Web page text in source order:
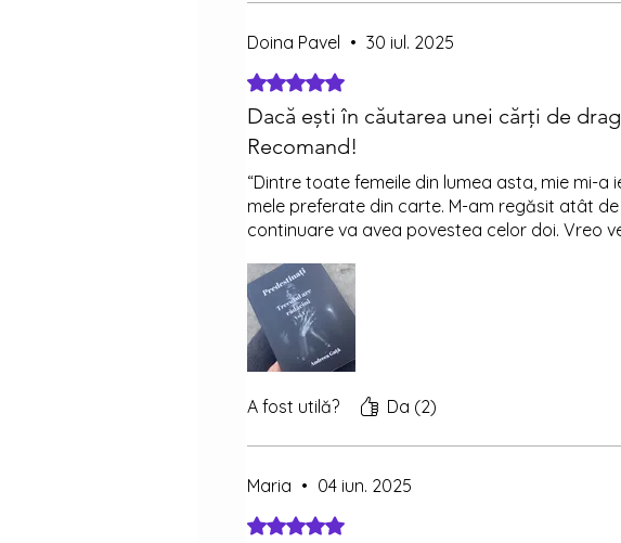
Doina Pavel • 30 iul. 2025
Evaluat(ă) cu 5 din 5 stele.
Dacă ești în căutarea unei cărți de
Recomand!
“Dintre toate femeile din lumea asta, mie mi-
mele preferate din carte. M-am regăsit atât
continuare va avea povestea celor doi. Vreo
A fost utilă? Da (2)
Maria • 04 iun. 2025
Evaluat(ă) cu 5 din 5 stele.